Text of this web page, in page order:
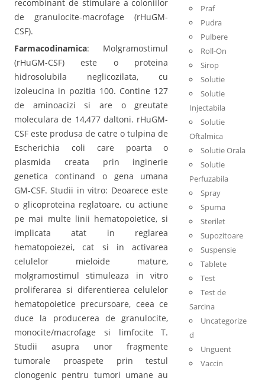
recombinant de stimulare a coloniilor
de granulocite-macrofage (rHuGM-
CSF).
Farmacodinamica: Molgramostimul
(rHuGM-CSF) este o proteina
hidrosolubila neglicozilata, cu
izoleucina in pozitia 100. Contine 127
de aminoacizi si are o greutate
moleculara de 14,477 daltoni. rHuGM-
CSF este produsa de catre o tulpina de
Escherichia coli care poarta o
plasmida creata prin inginerie
genetica continand o gena umana
GM-CSF. Studii in vitro: Deoarece este
o glicoproteina reglatoare, cu actiune
pe mai multe linii hematopoietice, si
implicata atat in reglarea
hematopoiezei, cat si in activarea
celulelor mieloide mature,
molgramostimul stimuleaza in vitro
proliferarea si diferentierea celulelor
hematopoietice precursoare, ceea ce
duce la producerea de granulocite,
monocite/macrofage si limfocite T.
Studii asupra unor fragmente
tumorale proaspete prin testul
clonogenic pentru tumori umane au
Praf
Pudra
Pulbere
Roll-On
Sirop
Solutie
Solutie
Injectabila
Solutie
Oftalmica
Solutie Orala
Solutie
Perfuzabila
Spray
Spuma
Sterilet
Supozitoare
Suspensie
Tablete
Test
Test de
Sarcina
Uncategorize
d
Unguent
Vaccin